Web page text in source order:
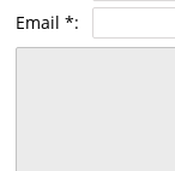
Email *: